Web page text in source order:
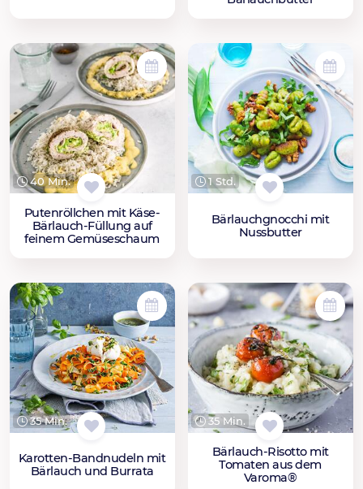
40 Min.
Putenröllchen mit Käse-
Bärlauch-Füllung auf
feinem Gemüseschaum
1 Std.
Bärlauchgnocchi mit
Nussbutter
35 Min.
Karotten-Bandnudeln mit
Bärlauch und Burrata
35 Min.
Bärlauch-Risotto mit
Tomaten aus dem
Varoma®